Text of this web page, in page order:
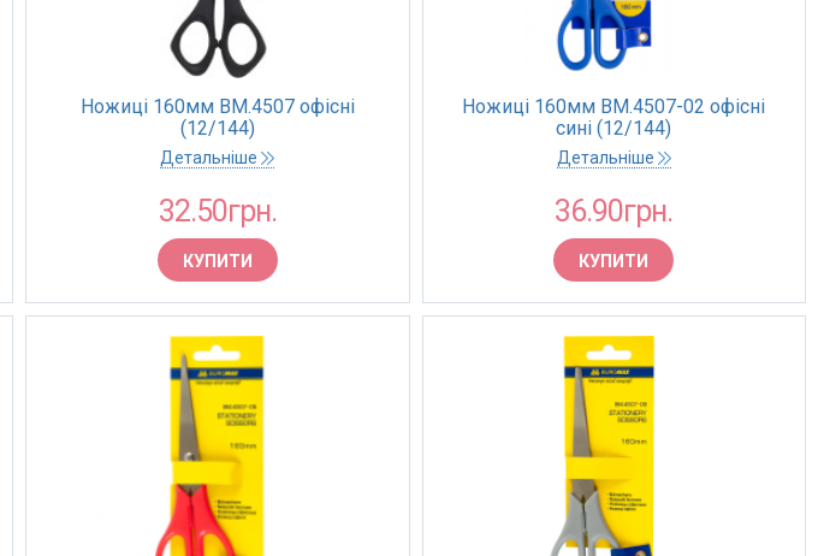
Ножиці 160мм BM.4507 офiснi
(12/144)
Детальніше
32.50грн.
КУПИТИ
Ножиці 160мм BM.4507-02 офiснi
сині (12/144)
Детальніше
36.90грн.
КУПИТИ